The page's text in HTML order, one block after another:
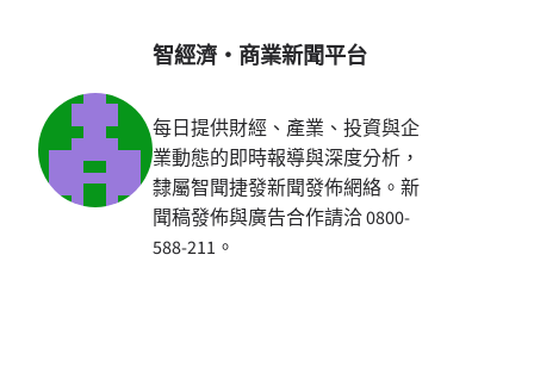
智經濟・商業新聞平台
每日提供財經、產業、投資與企
業動態的即時報導與深度分析，
隸屬智聞捷發新聞發佈網絡。新
聞稿發佈與廣告合作請洽 0800-
588-211。